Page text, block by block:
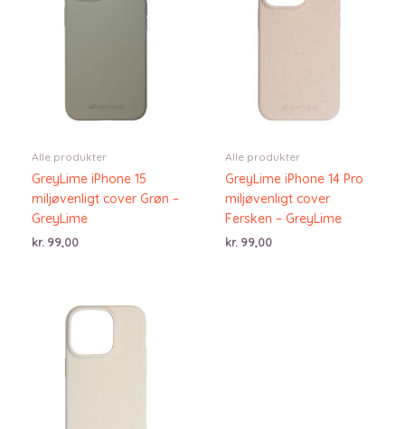
Alle produkter
GreyLime iPhone 15
miljøvenligt cover Grøn –
GreyLime
kr. 99,00
Alle produkter
GreyLime iPhone 14 Pro
miljøvenligt cover
Fersken – GreyLime
kr. 99,00